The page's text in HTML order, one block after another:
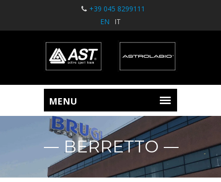
+39 045 8299111
EN
IT
BERRETTO